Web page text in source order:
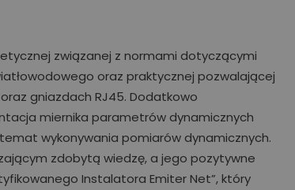
związanej z normami dotyczącymi
oraz praktycznej pozwalającej
gniazdach RJ45. Dodatkowo
miernika parametrów dynamicznych
temat wykonywania pomiarów dynamicznych.
zdobytą wiedzę, a jego pozytywne
Instalatora Emiter Net”, który